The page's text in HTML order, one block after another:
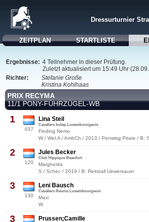
Dressurturnier
ZEITPLAN STARTLISTE
Ergebnisse: 4 Teilnehmer in dieser Prüfung.
Zuletzt aktualisiert um 15:49 Uhr
Richter:
Stefanie Große
Kristina Kohlhaas
PRIX RECYMA
11/1 PONY-FÜHRZÜGEL-WB
1
037
Lina Steil
Cavaliers Indep.Luxembourgeois
Finding Nemo
W / Wel.A / AmbCh / 2013 / Penwisg Pirate / B:
2
120
Jules Becker
Club Hippique Beaufort
Margherita
S / Schec / 2019 / B: Reitstall Uewersauer
3
130
Leni Bausch
Cavaliers Reunis Luxembourgeois
Maxi
W
3 Prussen;Camille